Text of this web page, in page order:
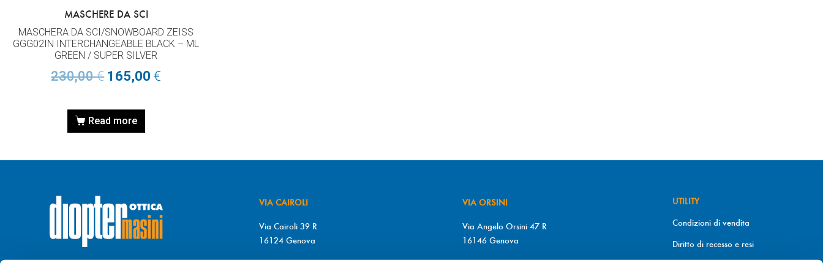
MASCHERE DA SCI
MASCHERA DA SCI/SNOWBOARD ZEISS
GGG02IN INTERCHANGEABLE BLACK – ML
GREEN / SUPER SILVER
230,00€ 165,00€
Read more
VIA CAIROLI
Via Cairoli 39 R
16124 Genova
VIA ORSINI
Via Angelo Orsini 47 R
16146 Genova
UTILITY
Condizioni di vendita
Diritto di recesso e resi